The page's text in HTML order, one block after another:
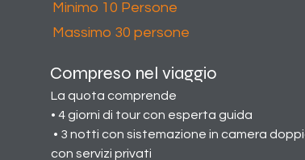
Minimo 10 Persone
Massimo 30 persone
Compreso nel viaggio
La quota comprende
• 4 giorni di tour con esperta guida
con servizi privati